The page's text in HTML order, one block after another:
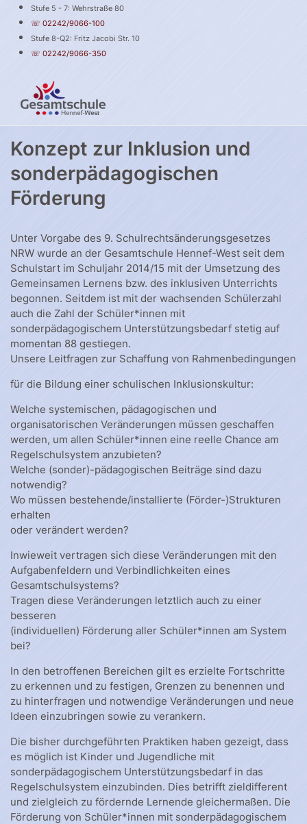
Stufe 5 - 7: Wehrstraße 80
☏ 02242/9066-100
Stufe 8-Q2: Fritz Jacobi Str. 10
☏ 02242/9066-350
Konzept zur Inklusion und
sonderpädagogischen
Förderung
Unter Vorgabe des 9. Schulrechtsänderungsgesetzes
NRW wurde an der Gesamtschule Hennef-West seit dem
Schulstart im Schuljahr 2014/15 mit der Umsetzung des
Gemeinsamen Lernens bzw. des inklusiven Unterrichts
begonnen. Seitdem ist mit der wachsenden Schülerzahl
auch die Zahl der Schüler*innen mit
sonderpädagogischem Unterstützungsbedarf stetig auf
momentan 88 gestiegen.
Unsere Leitfragen zur Schaffung von Rahmenbedingungen
für die Bildung einer schulischen Inklusionskultur:
Welche systemischen, pädagogischen und
organisatorischen Veränderungen müssen geschaffen
werden, um allen Schüler*innen eine reelle Chance am
Regelschulsystem anzubieten?
Welche (sonder)-pädagogischen Beiträge sind dazu
notwendig?
Wo müssen bestehende/installierte (Förder-)Strukturen
erhalten
oder verändert werden?
Inwieweit vertragen sich diese Veränderungen mit den
Aufgabenfeldern und Verbindlichkeiten eines
Gesamtschulsystems?
Tragen diese Veränderungen letztlich auch zu einer
besseren
(individuellen) Förderung aller Schüler*innen am System
bei?
In den betroffenen Bereichen gilt es erzielte Fortschritte
zu erkennen und zu festigen, Grenzen zu benennen und
zu hinterfragen und notwendige Veränderungen und neue
Ideen einzubringen sowie zu verankern.
Die bisher durchgeführten Praktiken haben gezeigt, dass
es möglich ist Kinder und Jugendliche mit
sonderpädagogischem Unterstützungsbedarf in das
Regelschulsystem einzubinden. Dies betrifft zieldifferent
und zielgleich zu fördernde Lernende gleichermaßen. Die
Förderung von Schüler*innen mit sonderpädagogischem